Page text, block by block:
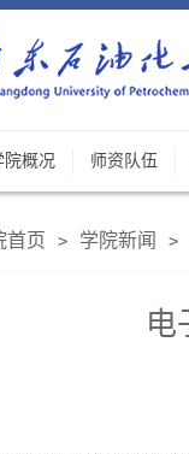
院概况 师资队伍
首页 > 学院新闻 >
电